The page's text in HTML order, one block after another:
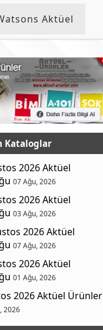
Aktüel
Kataloglar
2026 Aktüel
07 Ağu, 2026
2026 Aktüel
03 Ağu, 2026
2026 Aktüel
07 Ağu, 2026
2026 Aktüel
01 Ağu, 2026
2026 Aktüel Ürünler
2026